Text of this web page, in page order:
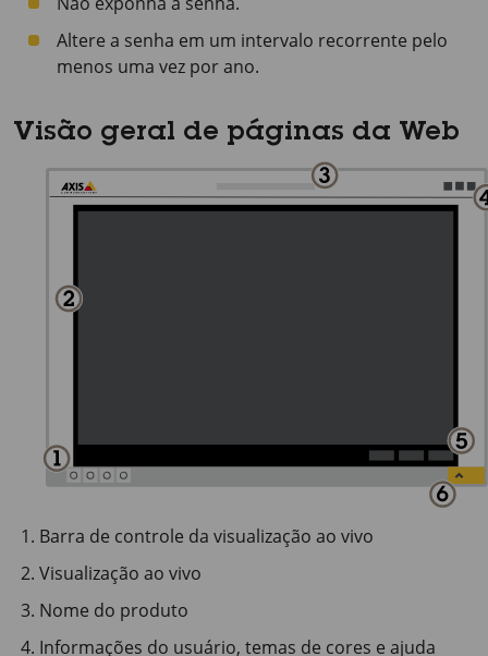
Altere a senha em um intervalo recorrente pelo
menos uma vez por ano.
Visão geral de páginas da Web
Barra de controle da visualização ao vivo
Visualização ao vivo
Nome do produto
Informações do usuário, temas de cores e ajuda